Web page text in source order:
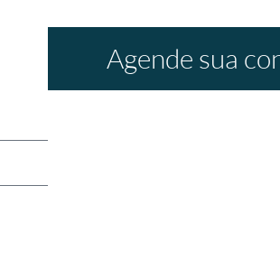
Agende sua